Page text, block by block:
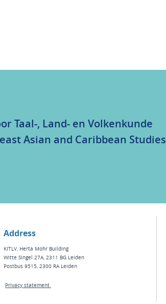
Taal-, Land- en Volkenkunde
Asian and Caribbean Studies
Address
KITLV, Herta Mohr Building
Witte Singel 27A, 2311 BG Leiden
Postbus 9515, 2300 RA Leiden
Privacy statement